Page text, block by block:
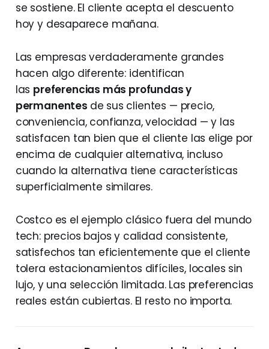
se sostiene. El cliente acepta el descuento
hoy y desaparece mañana.
Las empresas verdaderamente grandes
hacen algo diferente: identifican
las preferencias más profundas y
permanentes de sus clientes — precio,
conveniencia, confianza, velocidad — y las
satisfacen tan bien que el cliente las elige por
encima de cualquier alternativa, incluso
cuando la alternativa tiene características
superficialmente similares.
Costco es el ejemplo clásico fuera del mundo
tech: precios bajos y calidad consistente,
satisfechos tan eficientemente que el cliente
tolera estacionamientos difíciles, locales sin
lujo, y una selección limitada. Las preferencias
reales están cubiertas. El resto no importa.